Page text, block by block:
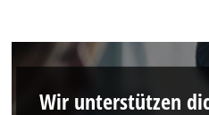
Wir unterstützen